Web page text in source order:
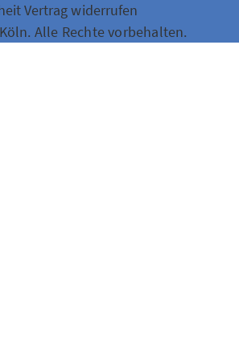
Vertrag widerrufen
Alle Rechte vorbehalten.